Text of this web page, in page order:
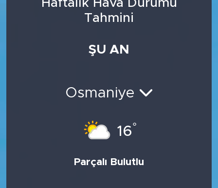
Haftalık Hava Durumu
Tahmini
ŞU AN
Osmaniye
16°
Parçalı Bulutlu